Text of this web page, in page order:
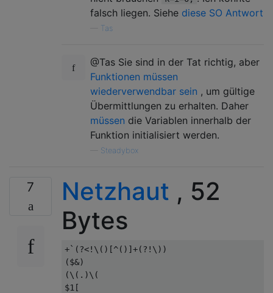
// Otherwise 'k' is non-zero, so '+!k' is
// Output the final ')'.
falsch liegen. Siehe diese SO Antwort
Tas
@Tas Sie sind in der Tat richtig, aber
Funktionen müssen
wiederverwendbar sein , um gültige
Übermittlungen zu erhalten. Daher
müssen die Variablen innerhalb der
Funktion initialisiert werden.
Steadybox
7 Netzhaut , 52
Bytes
+`(?<!\()[^()]+(?!\))
($&)
(\(.)\(
$1[